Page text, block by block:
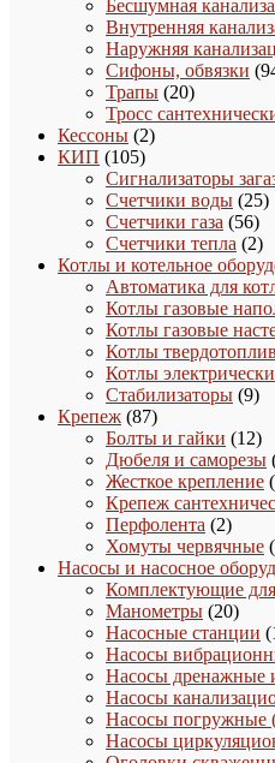
Бесшумная
Внутренняя
Наружняя
Сифоны, обвязки
Трапы 2020
товаров
Тросс
Кессоны 22
КИП 105105
товаров
Сигнализаторы
Счетчики воды 2525
Счетчики газа 5656
Счетчики тепла 22
Котлы и котельное
Автоматика для
Котлы газовые
Котлы газовые
Котлы
Котлы
Стабилизаторы 99
Крепеж 8787
товаров
Болты и гайки 1212
Дюбеля и саморезы
Жесткое крепление
Крепеж
Перфолента 22
Хомуты червячные
Насосы и насосное
Комплектующие для
Манометры 2020
Насосные станции
Насосы
Насосы дренажные
Насосы
Насосы погружные
Насосы